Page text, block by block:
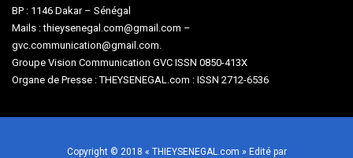
BP : 1146 Dakar – Sénégal
Mails : thieysenegal.com@gmail.com –
gvc.communication@gmail.com.
Groupe Vision Communication GVC ISSN 0850-413X
Organe de Presse : THEYSENEGAL.com : ISSN 2712-6536
Copyright © 2018 « THIEYSENEGAL.com » Edité par